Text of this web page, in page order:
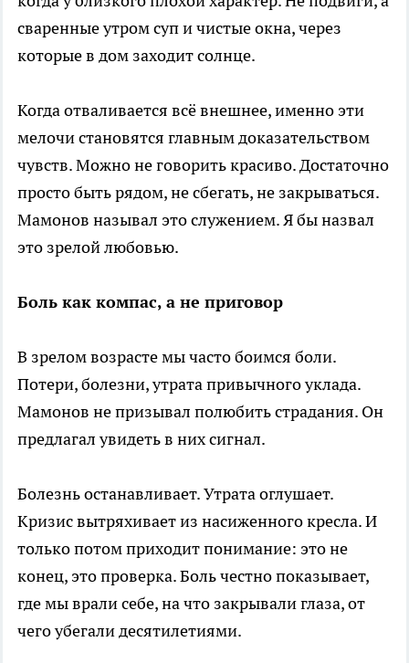
сваренные утром суп и чистые окна, через
которые в дом заходит солнце.
Когда отваливается всё внешнее, именно эти
мелочи становятся главным доказательством
чувств. Можно не говорить красиво. Достаточно
просто быть рядом, не сбегать, не закрываться.
Мамонов называл это служением. Я бы назвал
это зрелой любовью.
Боль как компас, а не приговор
В зрелом возрасте мы часто боимся боли.
Потери, болезни, утрата привычного уклада.
Мамонов не призывал полюбить страдания. Он
предлагал увидеть в них сигнал.
Болезнь останавливает. Утрата оглушает.
Кризис вытряхивает из насиженного кресла. И
только потом приходит понимание: это не
конец, это проверка. Боль честно показывает,
где мы врали себе, на что закрывали глаза, от
чего убегали десятилетиями.